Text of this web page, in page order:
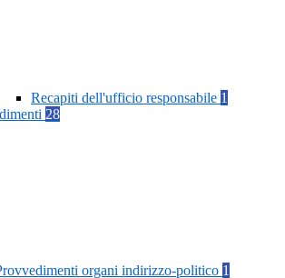
Recapiti dell'ufficio responsabile 1
28
organi indirizzo-politico 1